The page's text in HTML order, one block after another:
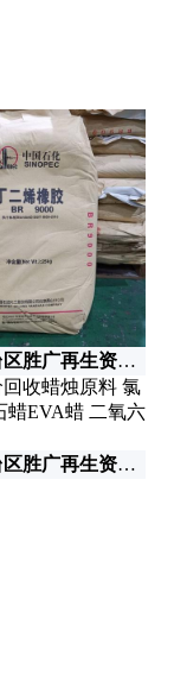
邯郸市丛台区胜广再生资源回收有限公司
邯郸市丛台区胜广再生资源回收有限公司